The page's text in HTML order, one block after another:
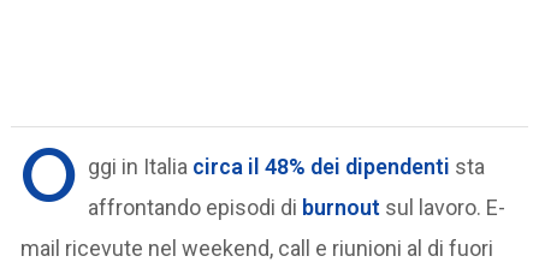
O ggi in Italia circa il 48% dei dipendenti sta
affrontando episodi di burnout sul lavoro. E-
mail ricevute nel weekend, call e riunioni al di fuori